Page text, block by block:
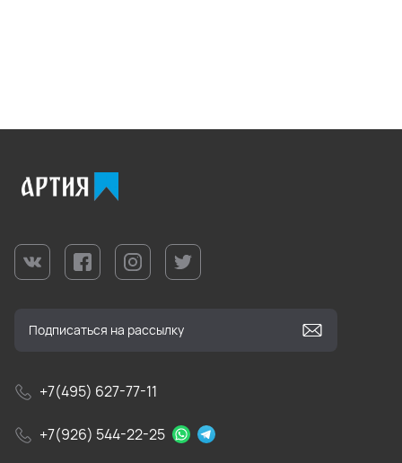
+7(495) 627-77-11
+7(926) 544-22-25